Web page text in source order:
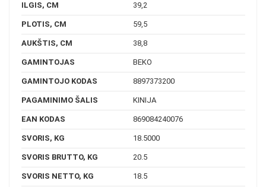
ILGIS, CM 39,2
PLOTIS, CM 59,5
AUKŠTIS, CM 38,8
GAMINTOJAS BEKO
GAMINTOJO KODAS 8897373200
PAGAMINIMO ŠALIS KINIJA
EAN KODAS 869084240076
SVORIS, KG 18.5000
SVORIS BRUTTO, KG 20.5
SVORIS NETTO, KG 18.5